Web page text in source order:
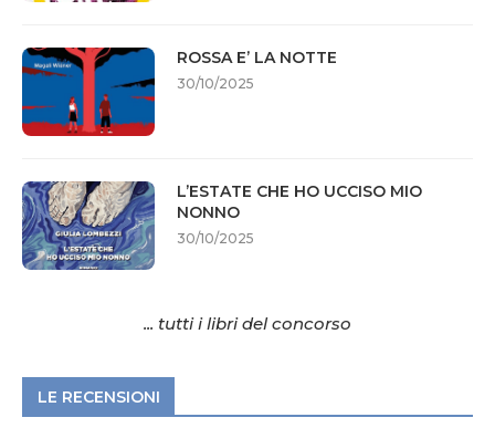
ROSSA E’ LA NOTTE
30/10/2025
L’ESTATE CHE HO UCCISO MIO
NONNO
30/10/2025
... tutti i libri del concorso
LE RECENSIONI